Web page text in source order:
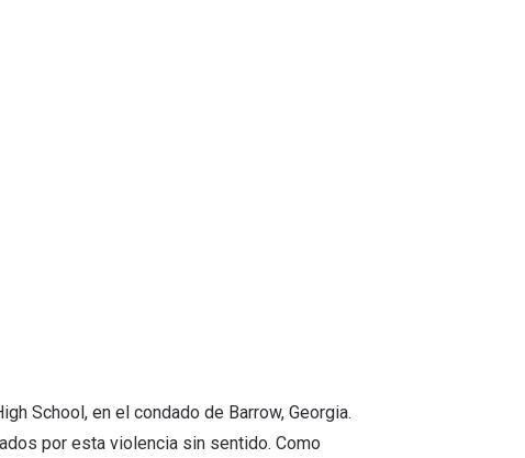
School, en el condado de Barrow, Georgia.
por esta violencia sin sentido. Como